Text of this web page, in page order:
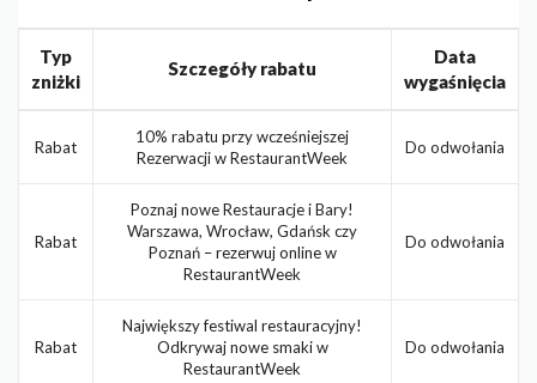
Typ
zniżki
Szczegóły rabatu
Data
wygaśnięcia
Rabat
10% rabatu przy wcześniejszej
Rezerwacji w RestaurantWeek
Do odwołania
Rabat
Poznaj nowe Restauracje i Bary!
Warszawa, Wrocław, Gdańsk czy
Poznań – rezerwuj online w
RestaurantWeek
Do odwołania
Rabat
Największy festiwal restauracyjny!
Odkrywaj nowe smaki w
RestaurantWeek
Do odwołania